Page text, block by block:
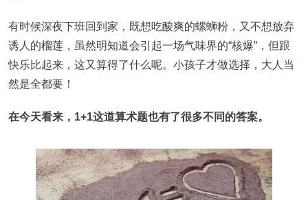
有时候深夜下班回到家，既想吃酸爽的螺蛳粉，又不想放弃
诱人的榴莲，虽然明知道会引起一场气味界的“核爆”，但跟
快乐比起来，这又算得了什么呢。小孩子才做选择，大人当
然是全都要！
在今天看来，1+1这道算术题也有了很多不同的答案。